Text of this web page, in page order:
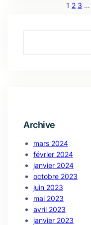
1 2 3 …
S
r
Archive
mars 2024
février 2024
janvier 2024
octobre 2023
juin 2023
mai 2023
avril 2023
janvier 2023